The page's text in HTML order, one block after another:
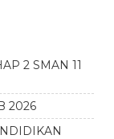
2 SMAN 11
2026